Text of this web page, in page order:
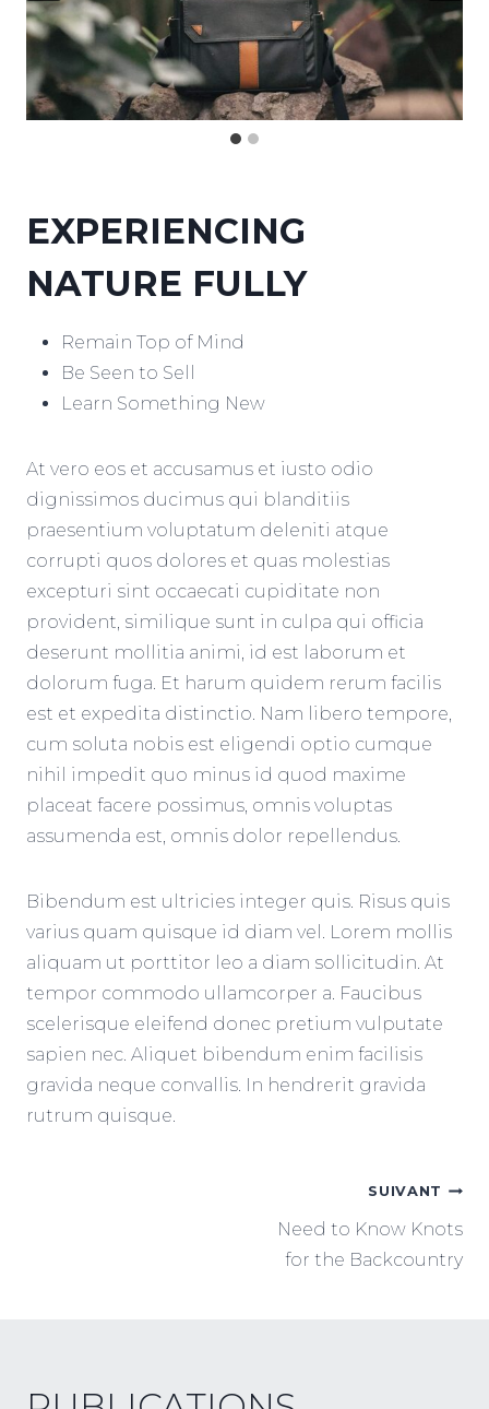
EXPERIENCING
NATURE FULLY
Remain Top of Mind
Be Seen to Sell
Learn Something New
At vero eos et accusamus et iusto odio
dignissimos ducimus qui blanditiis
praesentium voluptatum deleniti atque
corrupti quos dolores et quas molestias
excepturi sint occaecati cupiditate non
provident, similique sunt in culpa qui officia
deserunt mollitia animi, id est laborum et
dolorum fuga. Et harum quidem rerum facilis
est et expedita distinctio. Nam libero tempore,
cum soluta nobis est eligendi optio cumque
nihil impedit quo minus id quod maxime
placeat facere possimus, omnis voluptas
assumenda est, omnis dolor repellendus.
Bibendum est ultricies integer quis. Risus quis
varius quam quisque id diam vel. Lorem mollis
aliquam ut porttitor leo a diam sollicitudin. At
tempor commodo ullamcorper a. Faucibus
scelerisque eleifend donec pretium vulputate
sapien nec. Aliquet bibendum enim facilisis
gravida neque convallis. In hendrerit gravida
rutrum quisque.
SUIVANT
Need to Know Knots
for the Backcountry